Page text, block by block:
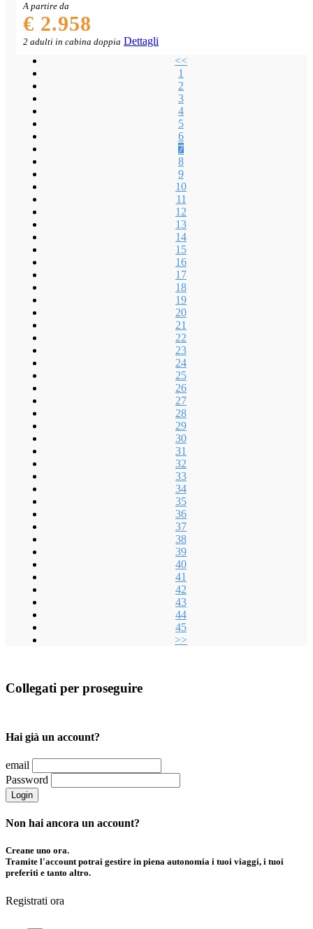
A partire da
€ 2.958
2 adulti in cabina doppia Dettagli
<<
1
2
3
4
5
6
7
8
9
10
11
12
13
14
15
16
17
18
19
20
21
22
23
24
25
26
27
28
29
30
31
32
33
34
35
36
37
38
39
40
41
42
43
44
45
>>
Collegati per proseguire
Hai già un account?
email
Password
Login
Non hai ancora un account?
Creane uno ora.
Tramite l'account potrai gestire in piena autonomia i tuoi viaggi, i tuoi
preferiti e tanto altro.
Registrati ora